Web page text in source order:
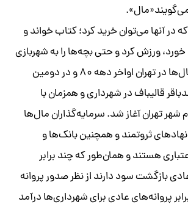
می‌گویند«مال».
در آنها می‌توان خرید کرد؛ کتاب خواند و
ورزش کرد و حتی بچه‌ها را به شهربازی
برد. ساخت‌وساز مال‌ها در تهران اواخر دهه ۸۰ و در دومین
قالیباف در شهرداری و همزمان با
تهران آغاز شد. سرمایه‌گذاران مال‌ها
ثروتمند و همچنین بانک‌ها و
هستند و همان‌طور که چند برابر
بازگشت سود دارند از نظر صدور پروانه
پروانه‌های عادی برای شهرداری‌ها درآمد